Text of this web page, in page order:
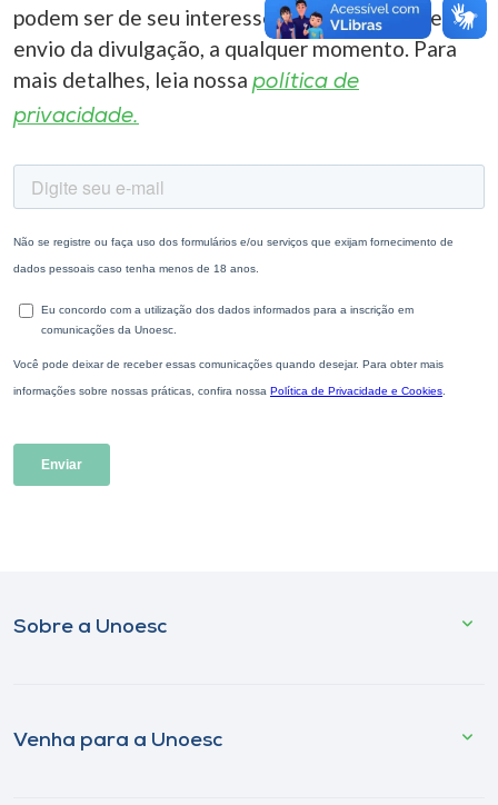
podem ser de seu interesse. Você pode cancelar o
envio da divulgação, a qualquer momento. Para
mais detalhes, leia nossa política de
privacidade.
Sobre a Unoesc
Venha para a Unoesc